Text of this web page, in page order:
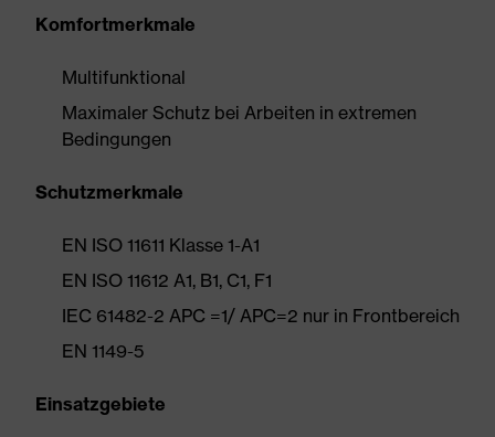
Komfortmerkmale
Multifunktional
Maximaler Schutz bei Arbeiten in extremen
Bedingungen
Schutzmerkmale
EN ISO 11611 Klasse 1-A1
EN ISO 11612 A1, B1, C1, F1
IEC 61482-2 APC =1/ APC=2 nur in Frontbereich
EN 1149-5
Einsatzgebiete